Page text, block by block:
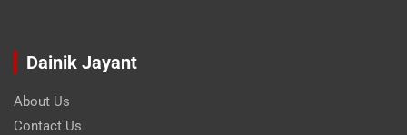
Dainik Jayant
About Us
Contact Us